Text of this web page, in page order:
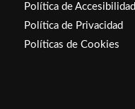
Política de Accesibilidad
Política de Privacidad
Políticas de Cookies